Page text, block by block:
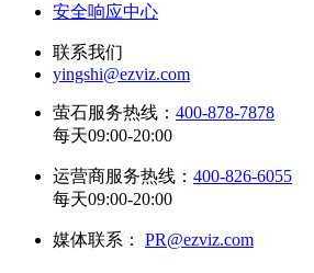
安全响应中心
联系我们
yingshi@ezviz.com
萤石服务热线： 400-878-7878
每天09:00-20:00
运营商服务热线： 400-826-6055
每天09:00-20:00
媒体联系： PR@ezviz.com